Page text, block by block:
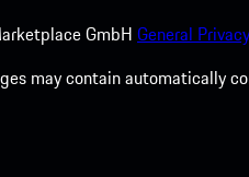
GmbH General
may contain automatically